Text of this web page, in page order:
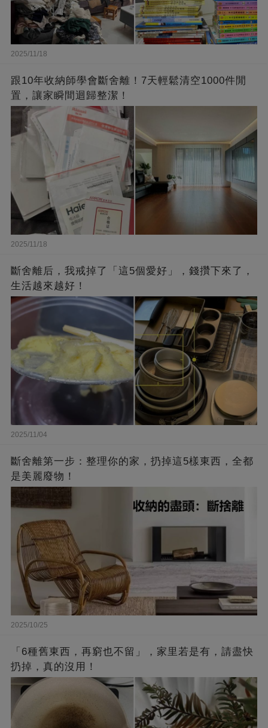
2025/11/18
跟10年收納師學會斷舍離！7天輕鬆清空1000件閒
置，讓家瞬間迴歸整潔！
2025/11/18
斷舍離后，我戒掉了「這5個愛好」，錢攢下來了，
生活越來越好！
2025/11/04
斷舍離第一步：整理你的家，扔掉這5樣東西，全都
是美麗廢物！
2025/10/25
「6種舊東西，再窮也不留」，家里若是有，請盡快
扔掉，真的沒用！